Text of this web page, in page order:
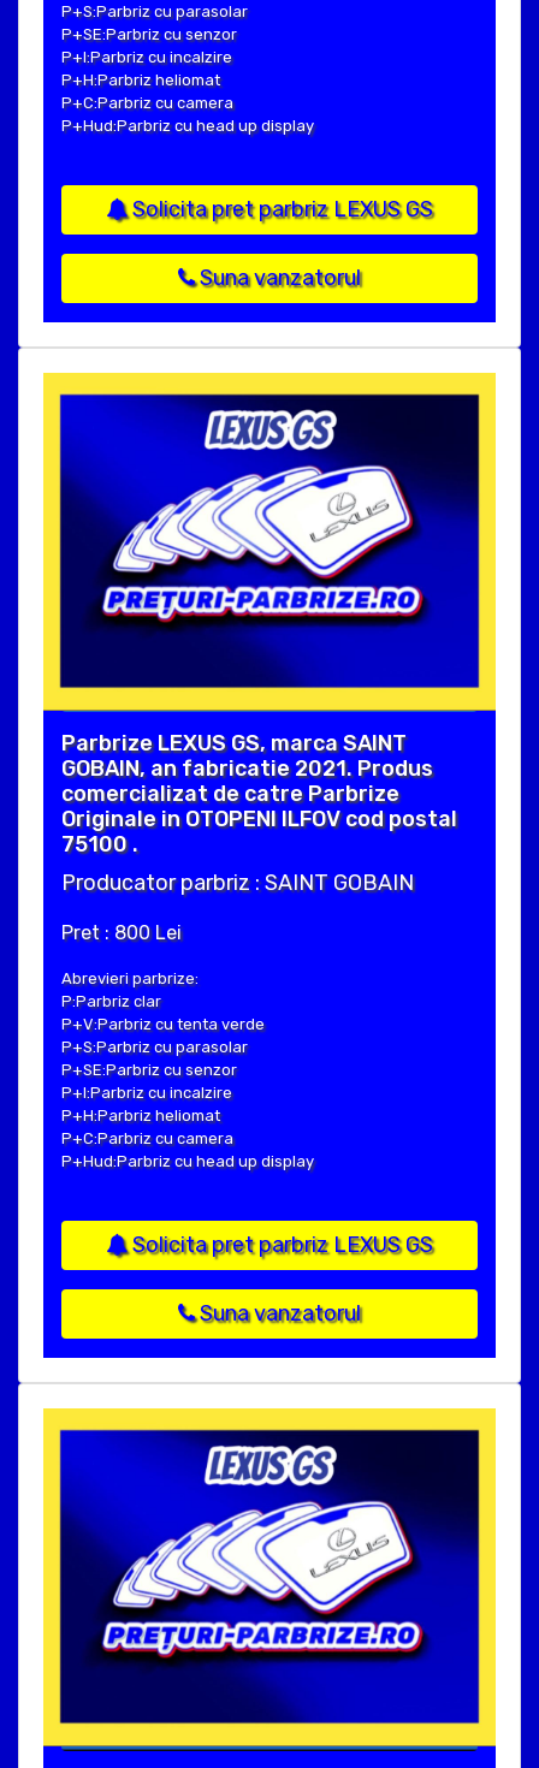
P+S:Parbriz cu parasolar
P+SE:Parbriz cu senzor
P+I:Parbriz cu incalzire
P+H:Parbriz heliomat
P+C:Parbriz cu camera
P+Hud:Parbriz cu head up display
Solicita pret parbriz LEXUS GS
Suna vanzatorul
Parbrize LEXUS GS, marca SAINT
GOBAIN, an fabricatie 2021. Produs
comercializat de catre Parbrize
Originale in OTOPENI ILFOV cod postal
75100 .
Producator parbriz : SAINT GOBAIN
Pret : 800 Lei
Abrevieri parbrize:
P:Parbriz clar
P+V:Parbriz cu tenta verde
P+S:Parbriz cu parasolar
P+SE:Parbriz cu senzor
P+I:Parbriz cu incalzire
P+H:Parbriz heliomat
P+C:Parbriz cu camera
P+Hud:Parbriz cu head up display
Solicita pret parbriz LEXUS GS
Suna vanzatorul